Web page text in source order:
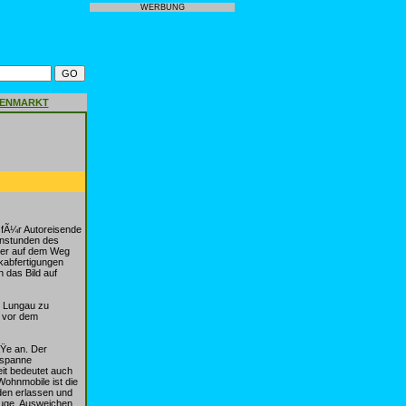
Autoreisende
des
auf dem Weg
das Bild auf
Lungau zu
vor dem
an. Der
bedeutet auch
ist die
erlassen und
Ausweichen
WERBUNG